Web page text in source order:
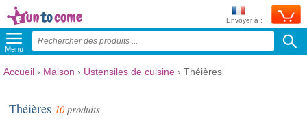
Envoyer à :
Menu
Accueil › Maison › Ustensiles de cuisine › Théières
Théières 10produits